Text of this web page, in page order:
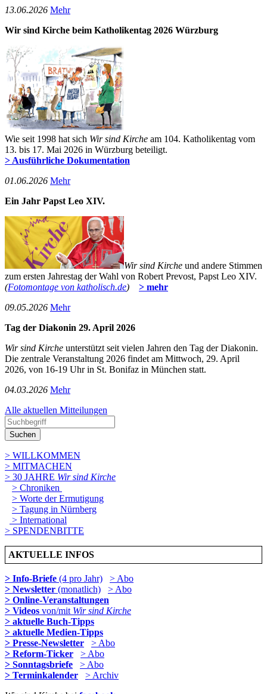
13­.06.2026 Mehr
Wir sind Kirche beim Katholikentag 2026 Würzburg
Wie seit 1998 hat sich Wir sind Kirche am 104. Katholikentag vom
13. bis 17. Mai 2026 in Würzburg beteiligt.
> Ausführliche Dokumentation
01­.06.2026 Mehr
Ein Jahr Papst Leo XIV.
Wir sind Kirche und andere Stimmen
zum ersten Jahrestag der Wahl von Robert Prevost, Papst Leo XIV.
(Fotomontage von katholisch.de) > mehr
09­.05.2026 Mehr
Tag der Diakonin 29. April 2026
Wir sind Kirche unterstützt seit vielen Jahren den Tag der Diakonin.
Die zentrale Veranstaltung 2026 findet am Mittwoch, 29. April
2026, von 16-19 Uhr in St. Bonifaz in München statt.
04­.03.2026 Mehr
Alle aktuellen Mitteilungen
Suchen
> WILLKOMMEN
> MITMACHEN
> 30 JAHRE Wir sind Kirche
> Chroniken
> Worte der Ermutigung
> Tagung in Nürnberg
> International
> SPENDENBITTE
AKTUELLE INFOS
> Info-Briefe (4 pro Jahr)
> Abo
> Newsletter (monatlich)
> Abo
> Online-Veranstaltungen
> Videos von/mit Wir sind Kirche
> aktuelle Buch-Tipps
> aktuelle Medien-Tipps
> Presse-Newsletter
> Abo
> Reform-Ticker
> Abo
> Sonntagsbriefe
> Abo
> Terminkalender
> Archiv